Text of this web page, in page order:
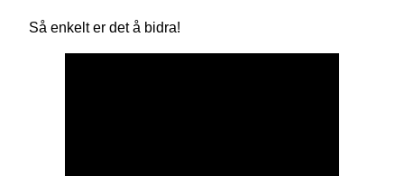
Så enkelt er det å bidra!